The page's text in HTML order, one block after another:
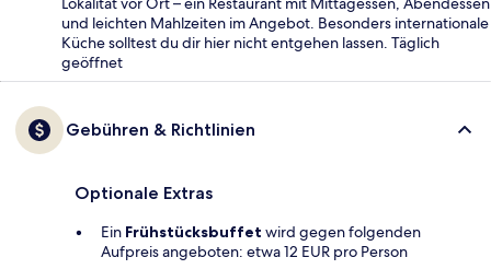
und leichten Mahlzeiten im Angebot. Besonders internationale
Küche solltest du dir hier nicht entgehen lassen. Täglich
geöffnet
Gebühren & Richtlinien
Optionale Extras
Ein Frühstücksbuffet wird gegen folgenden
Aufpreis angeboten: etwa 12 EUR pro Person